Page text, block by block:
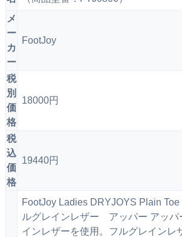
メ
ー
カ
ー
FootJoy
税
別
価
格
18000円
税
込
価
格
19440円
FootJoy Ladies DRYJOYS Plain Toe
ルグレインレザー アッパー アッパ
インレザーを使用。フルグレインレ